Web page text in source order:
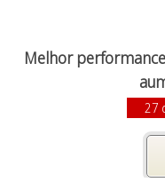
Melhor
27